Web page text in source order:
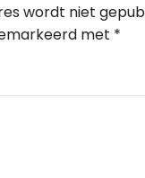
wordt niet
met *